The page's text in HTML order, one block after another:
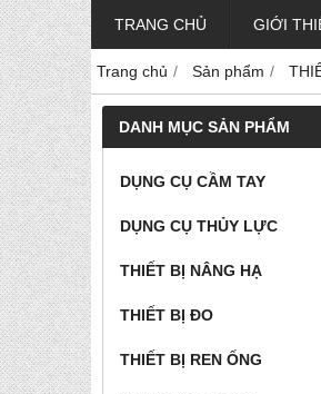
TRANG CHỦ GIỚI
Trang chủ Sản phẩm
DANH MỤC SẢN PHẨM
DỤNG CỤ CẦM TAY
DỤNG CỤ THỦY LỰC
THIẾT BỊ NÂNG HẠ
THIẾT BỊ ĐO
THIẾT BỊ REN ỐNG